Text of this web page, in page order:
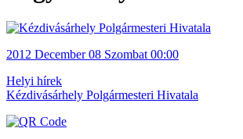
2012 December 08 Szombat 00:00
Helyi hírek
Kézdivásárhely Polgármesteri Hivatala